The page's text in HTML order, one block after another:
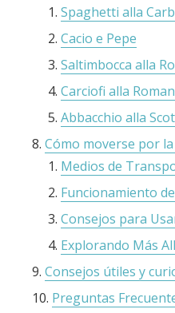
Spaghetti alla
Cacio e Pepe
Saltimbocca alla
Carciofi alla
Abbacchio alla
Cómo moverse por
Medios de
Funcionamiento
Consejos para
Explorando Más
Consejos útiles y
Preguntas